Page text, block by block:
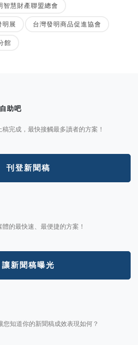
智慧財產聯盟總會
明展 台灣發明商品促進協會
館
助吧
完成，最快接觸最多讀者的方案！
刊登新聞稿
的最快速、最便捷的方案！
讓新聞稿曝光
知道你的新聞稿成效表現如何？